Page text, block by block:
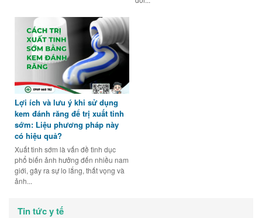
Lợi ích và lưu ý khi sử dụng
kem đánh răng để trị xuất tinh
sớm: Liệu phương pháp này
có hiệu quả?
Xuất tinh sớm là vấn đề tình dục
phổ biến ảnh hưởng đến nhiều nam
giới, gây ra sự lo lắng, thất vọng và
ảnh...
Tin tức y tế